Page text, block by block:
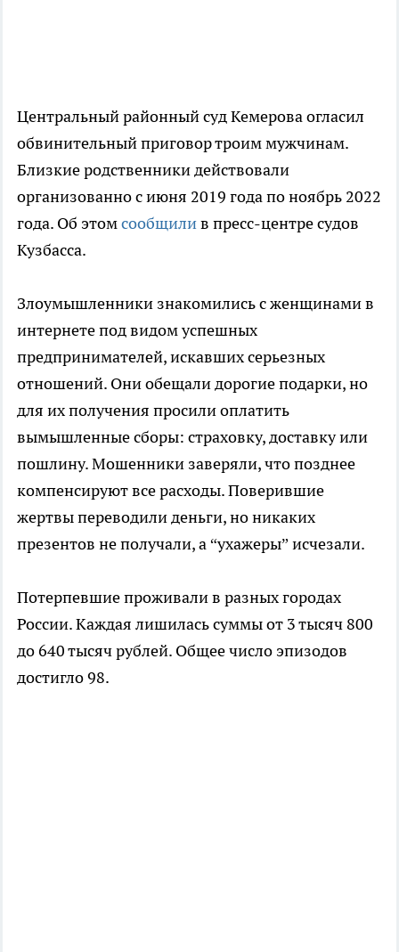
Центральный районный суд Кемерова огласил
обвинительный приговор троим мужчинам.
Близкие родственники действовали
организованно с июня 2019 года по ноябрь 2022
года. Об этомсообщилив пресс-центре судов
Кузбасса.
Злоумышленники знакомились с женщинами в
интернете под видом успешных
предпринимателей, искавших серьезных
отношений. Они обещали дорогие подарки, но
для их получения просили оплатить
вымышленные сборы: страховку, доставку или
пошлину. Мошенники заверяли, что позднее
компенсируют все расходы. Поверившие
жертвы переводили деньги, но никаких
презентов не получали, а “ухажеры” исчезали.
Потерпевшие проживали в разных городах
России. Каждая лишилась суммы от 3 тысяч 800
до 640 тысяч рублей. Общее число эпизодов
достигло 98.